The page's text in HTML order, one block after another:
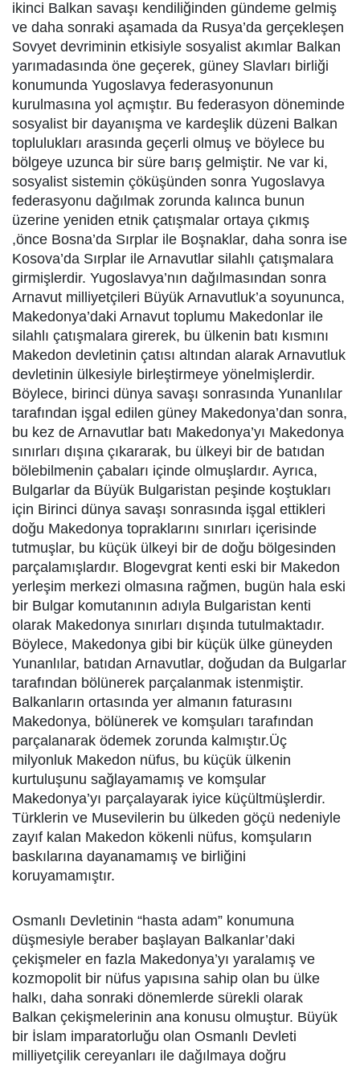
ikinci Balkan savaşı kendiliğinden gündeme gelmiş
ve daha sonraki aşamada da Rusya’da gerçekleşen
Sovyet devriminin etkisiyle sosyalist akımlar Balkan
yarımadasında öne geçerek, güney Slavları birliği
konumunda Yugoslavya federasyonunun
kurulmasına yol açmıştır. Bu federasyon döneminde
sosyalist bir dayanışma ve kardeşlik düzeni Balkan
toplulukları arasında geçerli olmuş ve böylece bu
bölgeye uzunca bir süre barış gelmiştir. Ne var ki,
sosyalist sistemin çöküşünden sonra Yugoslavya
federasyonu dağılmak zorunda kalınca bunun
üzerine yeniden etnik çatışmalar ortaya çıkmış
,önce Bosna’da Sırplar ile Boşnaklar, daha sonra ise
Kosova’da Sırplar ile Arnavutlar silahlı çatışmalara
girmişlerdir. Yugoslavya’nın dağılmasından sonra
Arnavut milliyetçileri Büyük Arnavutluk’a soyununca,
Makedonya’daki Arnavut toplumu Makedonlar ile
silahlı çatışmalara girerek, bu ülkenin batı kısmını
Makedon devletinin çatısı altından alarak Arnavutluk
devletinin ülkesiyle birleştirmeye yönelmişlerdir.
Böylece, birinci dünya savaşı sonrasında Yunanlılar
tarafından işgal edilen güney Makedonya’dan sonra,
bu kez de Arnavutlar batı Makedonya’yı Makedonya
sınırları dışına çıkararak, bu ülkeyi bir de batıdan
bölebilmenin çabaları içinde olmuşlardır. Ayrıca,
Bulgarlar da Büyük Bulgaristan peşinde koştukları
için Birinci dünya savaşı sonrasında işgal ettikleri
doğu Makedonya topraklarını sınırları içerisinde
tutmuşlar, bu küçük ülkeyi bir de doğu bölgesinden
parçalamışlardır. Blogevgrat kenti eski bir Makedon
yerleşim merkezi olmasına rağmen, bugün hala eski
bir Bulgar komutanının adıyla Bulgaristan kenti
olarak Makedonya sınırları dışında tutulmaktadır.
Böylece, Makedonya gibi bir küçük ülke güneyden
Yunanlılar, batıdan Arnavutlar, doğudan da Bulgarlar
tarafından bölünerek parçalanmak istenmiştir.
Balkanların ortasında yer almanın faturasını
Makedonya, bölünerek ve komşuları tarafından
parçalanarak ödemek zorunda kalmıştır.Üç
milyonluk Makedon nüfus, bu küçük ülkenin
kurtuluşunu sağlayamamış ve komşular
Makedonya’yı parçalayarak iyice küçültmüşlerdir.
Türklerin ve Musevilerin bu ülkeden göçü nedeniyle
zayıf kalan Makedon kökenli nüfus, komşuların
baskılarına dayanamamış ve birliğini
koruyamamıştır.
Osmanlı Devletinin “hasta adam” konumuna
düşmesiyle beraber başlayan Balkanlar’daki
çekişmeler en fazla Makedonya’yı yaralamış ve
kozmopolit bir nüfus yapısına sahip olan bu ülke
halkı, daha sonraki dönemlerde sürekli olarak
Balkan çekişmelerinin ana konusu olmuştur. Büyük
bir İslam imparatorluğu olan Osmanlı Devleti
milliyetçilik cereyanları ile dağılmaya doğru